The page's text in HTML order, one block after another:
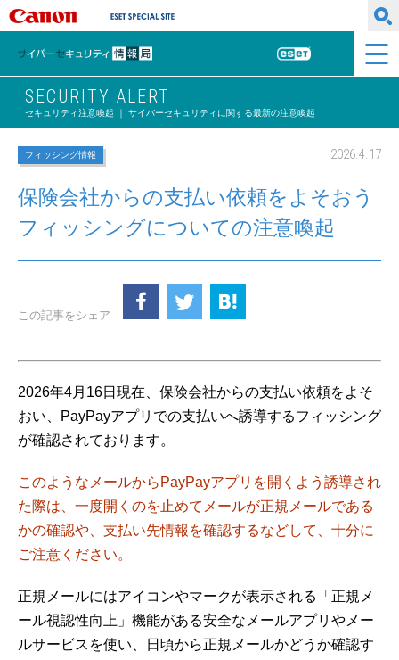
キヤノンマーケティングジャパン株式会社
サイバーセキュリティ情報局
ESET
SECURITY ALERT
セキュリティ注意喚起 ｜ サイバーセキュリティに関する最新の注意喚起
フィッシング情報 2026.4.17
保険会社からの支払い依頼をよそおう
フィッシングについての注意喚起
この記事をシェア
2026年4月16日現在、保険会社からの支払い依頼をよそ
おい、PayPayアプリでの支払いへ誘導するフィッシング
が確認されております。
このようなメールからPayPayアプリを開くよう誘導され
た際は、一度開くのを止めてメールが正規メールである
かの確認や、支払い先情報を確認するなどして、十分に
ご注意ください。
正規メールにはアイコンやマークが表示される「正規メ
ール視認性向上」機能がある安全なメールアプリやメー
ルサービスを使い、日頃から正規メールかどうか確認す